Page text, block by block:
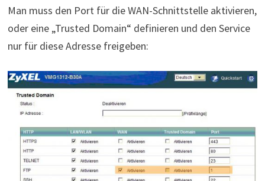
Man muss den Port für die WAN-Schnittstelle aktivieren,
oder eine „Trusted Domain“ definieren und den Service
nur für diese Adresse freigeben: